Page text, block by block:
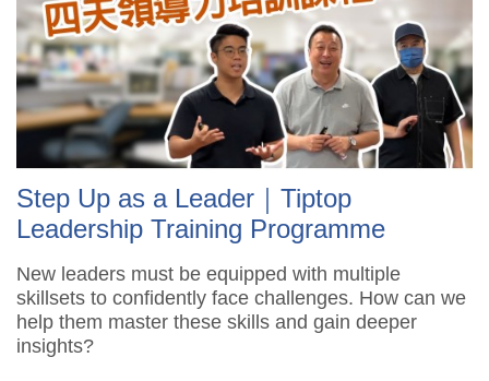
Step Up as a Leader｜Tiptop
Leadership Training Programme
New leaders must be equipped with multiple
skillsets to confidently face challenges. How can we
help them master these skills and gain deeper
insights?